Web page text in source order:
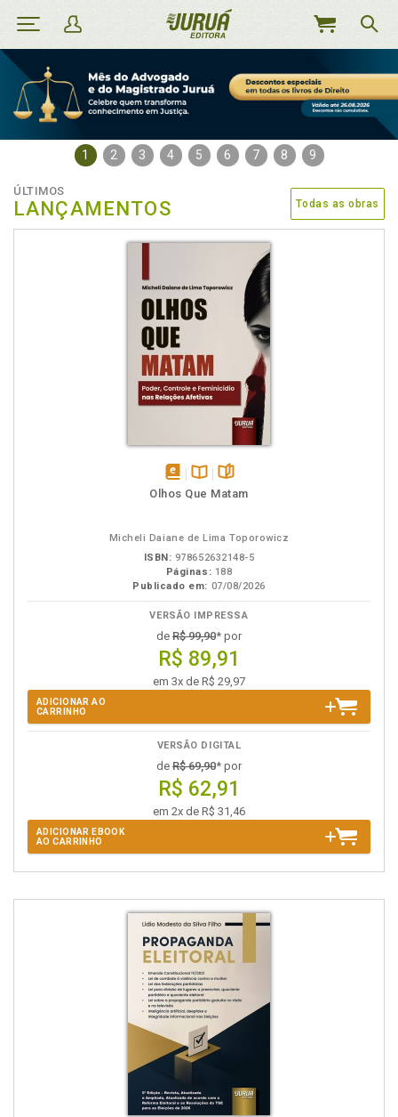
MEU
1 2 3 4 5 6 7 8 9
ÚLTIMOS
LANÇAMENTOS Todas as obras
disponívelDisponível
páginas
Olhos Que Matam
Micheli Daiane de Lima Toporowicz
ISBN: 978652632148-5
Páginas: 188
Publicado em: 07/08/2026
VERSÃO IMPRESSA
de R$ 99,90* por
R$ 89,91
em 3x de R$ 29,97
ADICIONAR AO
CARRINHO
VERSÃO DIGITAL
de R$ 69,90* por
R$ 62,91
em 2x de R$ 31,46
ADICIONAR EBOOK
AO CARRINHO